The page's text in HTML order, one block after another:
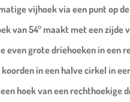
vijhoek via een punt op
van 54° maakt met een
even grote driehoeken in een
koorden in een halve cirkel in
hoek van een rechthoekige